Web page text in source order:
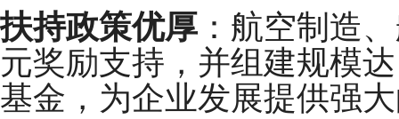
扶持政策优厚 ：航空制造
元奖励支持，并组建规模
基金，为企业发展提供强